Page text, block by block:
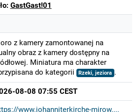
GastGast!01
z kamery zamontowanej na
obraz z kamery dostępny na
Miniatura ma charakter
do kategorii
Rzeki, jeziora .
08-08 07:55 CEST
www.johanniterkirche-mirow....